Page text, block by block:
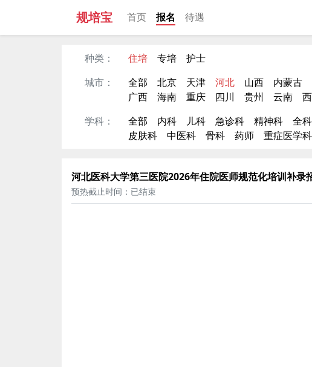
规培宝 首页 报名 待遇
种类： 住培 专培
护士
城市：
全部 北京 天津 河北 山西 内蒙古
广西
海南 重庆 四川 贵州 云南
学科：
全部 内科 儿科 急诊科 精神科 全科
皮肤科
中医科 骨科 药师 重症医学科
河北医科大学第三医院2026年住院医师规范化培训补录
预热截止时间：已结束